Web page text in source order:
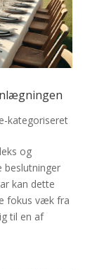
kategoriseret
og
beslutninger
kan dette
fokus væk fra
til en af